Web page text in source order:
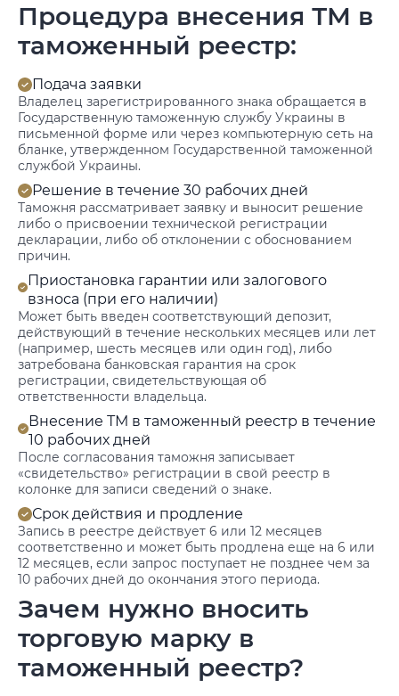
Процедура внесения ТМ в
таможенный реестр:
Подача заявки
Владелец зарегистрированного знака обращается в
Государственную таможенную службу Украины в
письменной форме или через компьютерную сеть на
бланке, утвержденном Государственной таможенной
службой Украины.
Решение в течение 30 рабочих дней
Таможня рассматривает заявку и выносит решение
либо о присвоении технической регистрации
декларации, либо об отклонении с обоснованием
причин.
Приостановка гарантии или залогового
взноса (при его наличии)
Может быть введен соответствующий депозит,
действующий в течение нескольких месяцев или лет
(например, шесть месяцев или один год), либо
затребована банковская гарантия на срок
регистрации, свидетельствующая об
ответственности владельца.
Внесение ТМ в таможенный реестр в течение
10 рабочих дней
После согласования таможня записывает
«свидетельство» регистрации в свой реестр в
колонке для записи сведений о знаке.
Срок действия и продление
Запись в реестре действует 6 или 12 месяцев
соответственно и может быть продлена еще на 6 или
12 месяцев, если запрос поступает не позднее чем за
10 рабочих дней до окончания этого периода.
Зачем нужно вносить
торговую марку в
таможенный реестр?